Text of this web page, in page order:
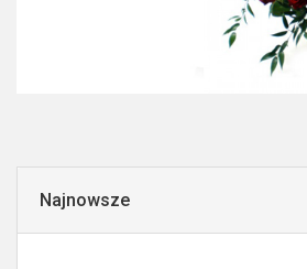
Najnowsze